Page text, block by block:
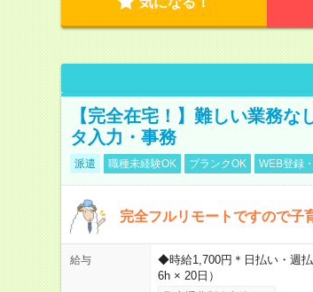
【完全在宅！】難しい業務
タ入力・事務
派遣 職種未経験OK ブランクOK WEB登録
完全フルリモートですので子
給与
◆時給1,700円＊日払い・週
6h × 20日）